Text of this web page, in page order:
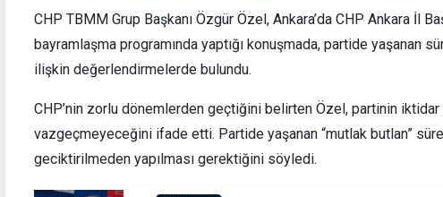
CHP TBMM Grup Başkanı Özgür Özel, Ankara’da CHP Ankara İl
bayramlaşma programında yaptığı konuşmada, partide yaşanan
ilişkin değerlendirmelerde bulundu.
CHP’nin zorlu dönemlerden geçtiğini belirten Özel, partinin iktidar
vazgeçmeyeceğini ifade etti. Partide yaşanan “mutlak butlan”
geciktirilmeden yapılması gerektiğini söyledi.